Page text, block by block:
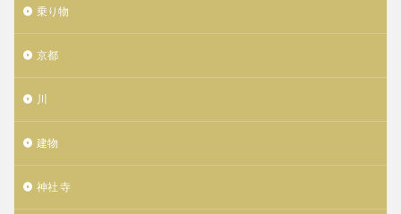
乗り物
京都
川
建物
神社 寺